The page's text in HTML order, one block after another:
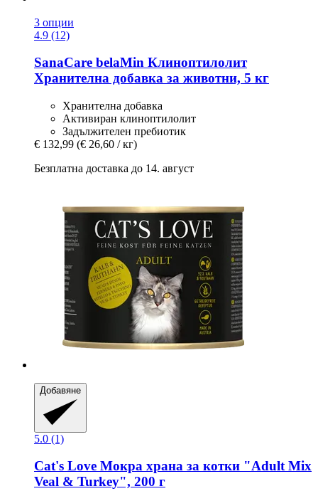
3 опции
4.9 (12)
SanaCare belaMin Клиноптилолит
Хранителна добавка за животни, 5 кг
Хранителна добавка
Активиран клиноптилолит
Задължителен пребиотик
€ 132,99 (€ 26,60 / кг)
Безплатна доставка до 14. август
Добавяне
5.0 (1)
Cat's Love Мокра храна за котки "Adult Mix
Veal & Turkey", 200 г